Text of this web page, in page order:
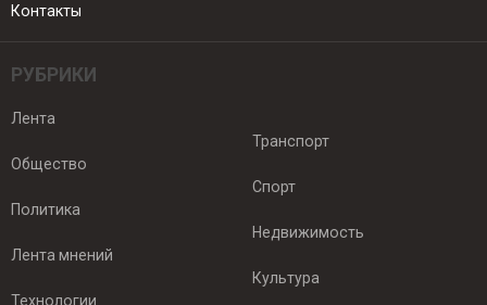
Контакты
РУБРИКИ
Лента
Общество
Политика
Лента мнений
Технологии
Транспорт
Спорт
Недвижимость
Культура